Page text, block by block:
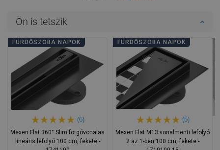
Ön is tetszik
FÜRDŐSZOBA NAPOK
(6)
Mexen Flat 360° Slim forgóvonalas
lineáris lefolyó 100 cm, fekete -
FÜRDŐSZOBA NAPOK
(5)
Mexen Flat M13 vonalmenti lefolyó
2 az 1-ben 100 cm, fekete -